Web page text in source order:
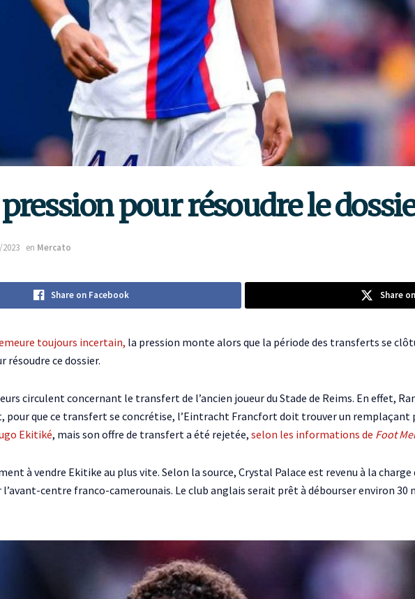
pression pour résoudre le
en Mercato
Share on Facebook Share
toujours incertain, la pression monte alors que la période des transferts se
résoudre ce dossier.
circulent concernant le transfert de l’ancien joueur du Stade de Reims. En effet,
pour que ce transfert se concrétise, l’Eintracht Francfort doit trouver un
Ekitiké, mais son offre de transfert a été rejetée, selon les informations de Foot
à vendre Ekitike au plus vite. Selon la source, Crystal Palace est revenu à la
l’avant-centre franco-camerounais. Le club anglais serait prêt à débourser environ 30